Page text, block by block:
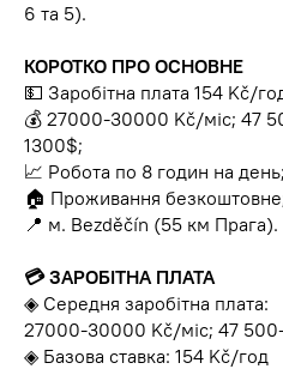
6 та 5).
КОРОТКО ПРО ОСНОВНЕ
💵 Заробітна плата 154 Kč/
💰 27000-30000 Kč/міс; 47
1300$;
📈 Робота по 8 годин на день;
🏠 Проживання
📍 м. Bezděčín (55 км Прага).
💳 ЗАРОБІТНА ПЛАТА
◈ Середня заробітна плата:
27000-30000 Kč/міс; 47
◈ Базова ставка: 154 Kč/год